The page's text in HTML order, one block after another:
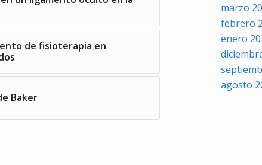
de fisioterapia en
Baker
marzo
febrero
enero
agosto